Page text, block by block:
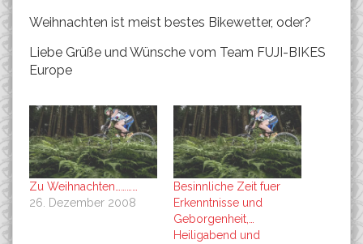
Weihnachten ist meist bestes Bikewetter, oder?
Liebe Grüße und Wünsche vom Team FUJI-BIKES
Europe
Zu Weihnachten…………
26. Dezember 2008
Besinnliche Zeit fuer
Erkenntnisse und
Geborgenheit,…
Heiligabend und